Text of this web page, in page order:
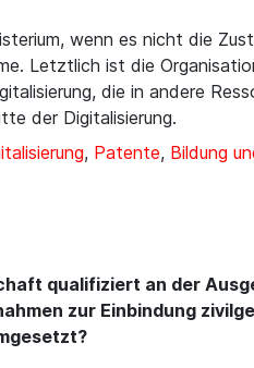
wenn es nicht die
Letztlich ist die
die in andere
der Digitalisierung.
, Patente, Bildung
qualifiziert an der
zur Einbindung